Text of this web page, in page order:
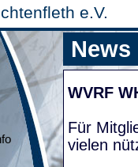
e.V.
News
WVRF
Für
vielen